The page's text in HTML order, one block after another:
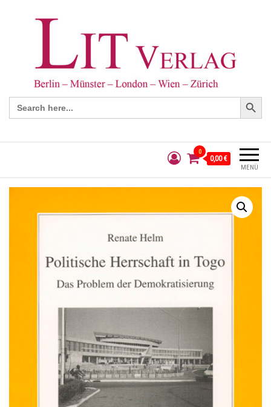
Search
for:
Search Button
MENÜ
0
0,00 €